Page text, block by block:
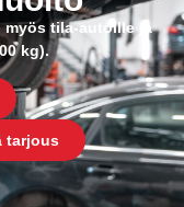
tila-autoille ja
kg).
tarjous